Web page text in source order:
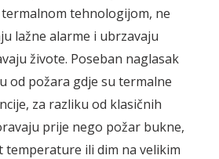
tehnologijom, ne
lažne alarme i ubrzavaju
živote. Poseban naglasak
od požara gdje su termalne
za razliku od klasičnih
prije nego požar bukne,
ili dim na velikim